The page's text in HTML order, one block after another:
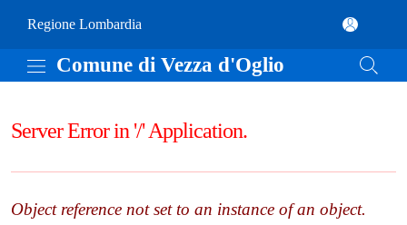
Comune di Vezza d'Oglio
Regione Lombardia
Comune di Vezza d'Oglio
Server Error in '/' Application.
Object reference not set to an instance of an object.